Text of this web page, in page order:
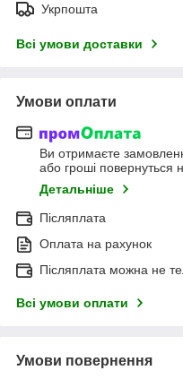
Укрпошта
Всі умови доставки
Умови оплати
Ви отримаєте
або гроші повернуться
Детальніше
Післяплата
Оплата на рахунок
Післяплата можна не
Всі умови оплати
Умови повернення